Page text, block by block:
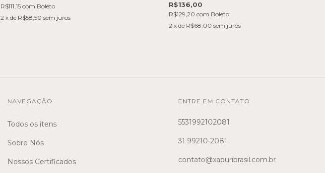
R$111,15 com Boleto
2 x de R$58,50 sem juros
R$136,00
R$129,20com Boleto
2 x de R$68,00 sem juros
NAVEGAÇÃO
Todos os itens
Sobre Nós
Nossos Certificados
ENTRE EM CONTATO
5531992102081
31 99210-2081
contato@xapuribrasil.com.br